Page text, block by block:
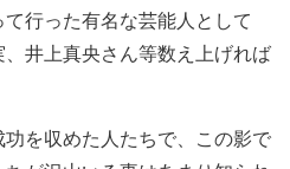
行った有名な芸能人として
井上真央さん等数え上げれば
を収めた人たちで、この影で